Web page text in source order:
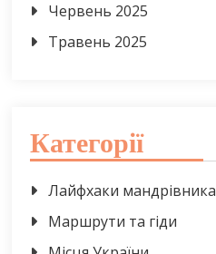
Червень 2025
Травень 2025
Категорії
Лайфхаки мандрівника
Маршрути та гіди